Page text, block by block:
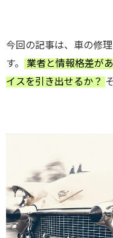
今回の記事は、車の修
す。
業者と情報格差が
イスを引き出せるか？